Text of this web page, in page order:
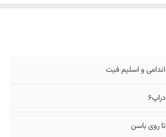
اندامی و اسلیم فیت
دراپ۶
تا روی باسن